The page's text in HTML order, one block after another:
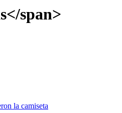
span>